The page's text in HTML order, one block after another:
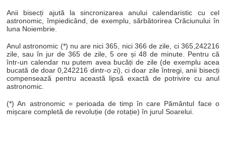
Anii bisecți ajută la sincronizarea anului calendaristic cu cel
astronomic, împiedicând, de exemplu, sărbătorirea Crăciunului în
luna Noiembrie.
Anul astronomic (*) nu are nici 365, nici 366 de zile, ci 365,242216
zile, sau în jur de 365 de zile, 5 ore și 48 de minute. Pentru că
într-un calendar nu putem avea bucăți de zile (de exemplu acea
bucată de doar 0,242216 dintr-o zi), ci doar zile întregi, anii bisecți
compensează pentru această lipsă exactă de potrivire cu anul
astronomic.
(*) An astronomic = perioada de timp în care Pământul face o
mișcare completă de revoluție (de rotație) în jurul Soarelui.